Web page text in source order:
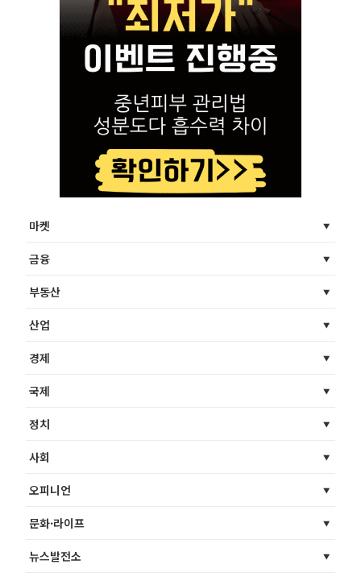
마켓
금융
부동산
산업
경제
국제
정치
사회
오피니언
문화·라이프
뉴스발전소